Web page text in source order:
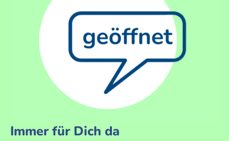
Immer für Dich da